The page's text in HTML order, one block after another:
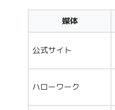
媒体
公式サイト
ハローワーク